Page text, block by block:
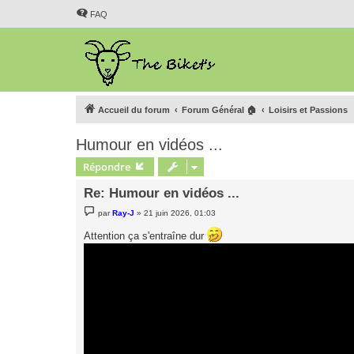
FAQ
Accueil du forum Forum Général 🏠 Loisirs et Passions
Humour en vidéos ...
Répondre
Re: Humour en vidéos ...
e
s
parRay-J »21 juin 2026, 01:03
Attention ça s'entraîne dur